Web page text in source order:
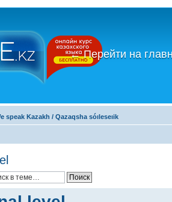
←Перейти на
speak Kazakh / Qazaqsha sóıleseıik